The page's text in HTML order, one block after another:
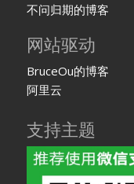
不问归期的博客
网站驱动
BruceOu的博客
阿里云
支持主题